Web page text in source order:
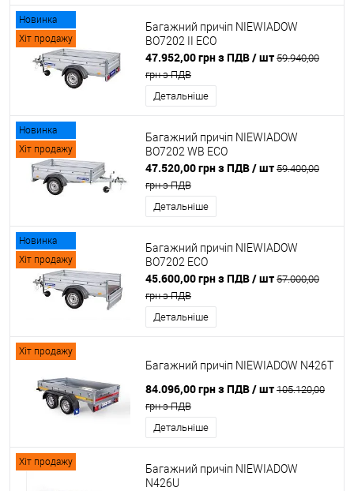
Новинка
Хіт продажу
Багажний причіп NIEWIADOW
BO7202 II ECO
47.952,00 грн з ПДВ/ шт 59.940,00
грн з ПДВ
Детальніше
Новинка
Хіт продажу
Багажний причіп NIEWIADOW
BO7202 WB ECO
47.520,00 грн з ПДВ/ шт 59.400,00
грн з ПДВ
Детальніше
Новинка
Хіт продажу
Багажний причіп NIEWIADOW
BO7202 ECO
45.600,00 грн з ПДВ/ шт 57.000,00
грн з ПДВ
Детальніше
Хіт продажу
Багажний причіп NIEWIADOW N426T
84.096,00 грн з ПДВ/ шт 105.120,00
грн з ПДВ
Детальніше
Хіт продажу
Багажний причіп NIEWIADOW
N426U